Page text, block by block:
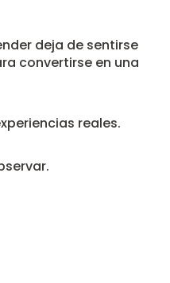
deja de sentirse
convertirse en una
reales.